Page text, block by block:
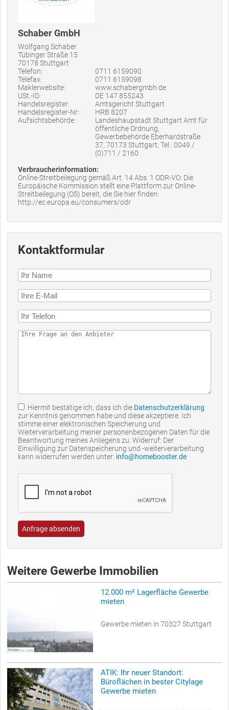
Schaber GmbH
Wolfgang Schaber
Tübinger Straße 15
70178 Stuttgart
Telefon:
0711 6159090
Telefax:
0711 6159098
Maklerwebsite:
www.schabergmbh.de
USt.-ID:
DE 147 855243
Handelsregister:
Amtsgericht Stuttgart
Handelsregister-Nr:
HRB 8207
Aufsichtsbehörde:
Landeshaupstadt Stuttgart Amt für
öffentliche Ordnung,
Gewerbebehörde Eberhardstraße
37, 70173 Stuttgart, Tel.: 0049 /
(0)711 / 2160
Verbraucherinformation:
Online-Streitbeilegung gemäß Art. 14 Abs. 1 ODR-VO: Die
Europäische Kommission stellt eine Plattform zur Online-
Streitbeilegung (OS) bereit, die Sie hier finden:
http://ec.europa.eu/consumers/odr
Kontaktformular
Hiermit bestätige ich, dass ich die Datenschutzerklärung
zur Kenntnis genommen habe und diese akzeptiere. Ich
stimme einer elektronischen Speicherung und
Weiterverarbeitung meiner personenbezogenen Daten für die
Beantwortung meines Anliegens zu. Widerruf: Der
Einwilligung zur Datenspeicherung und -weiterverarbeitung
kann widerrufen werden unter: info@homebooster.de
Anfrage absenden
Weitere Gewerbe Immobilien
12.000 m² Lagerfläche Gewerbe
mieten
Gewerbe mieten in 70327 Stuttgart
ATIK: Ihr neuer Standort:
Büroflächen in bester Citylage
Gewerbe mieten